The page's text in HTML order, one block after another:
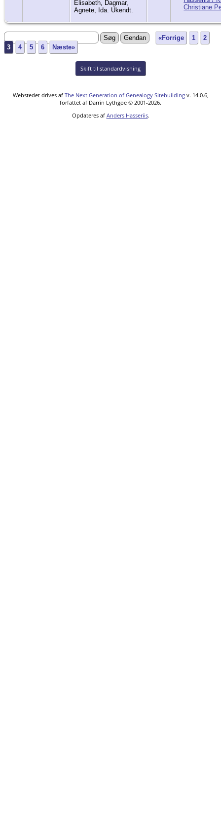
Elisabeth, Dagmar,
Agnete, Ida. Ukendt.
Christiane
«Forrige 1
2
3
4 5 6 Næste»
Skift til standardvisning
Webstedet drives af The Next Generation of Genealogy Sitebuildingv. 14.0.6,
forfattet af Darrin Lythgoe © 2001-2026.
Opdateres af Anders Hasseriis.